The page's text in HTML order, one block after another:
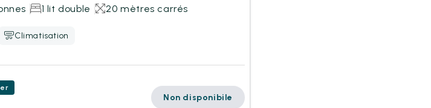
1 lit double 20 mètres carrés
Climatisation
Non disponibile